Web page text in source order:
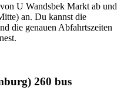
U Wandsbek Markt ab und
an. Du kannst die
die genauen Abfahrtszeiten
260 bus